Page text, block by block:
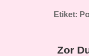
Etiket:
Zor